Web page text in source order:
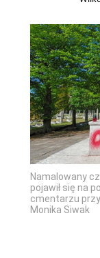
Namalowany
pojawił się na
cmentarzu
Monika Siwak